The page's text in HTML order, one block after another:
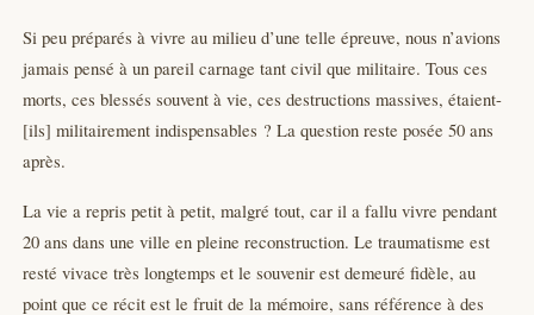
Si peu préparés à vivre au milieu d’une telle épreuve, nous n’avions
jamais pensé à un pareil carnage tant civil que militaire. Tous ces
morts, ces blessés souvent à vie, ces destructions massives, étaient-
[ils] militairement indispensables ? La question reste posée 50 ans
après.
La vie a repris petit à petit, malgré tout, car il a fallu vivre pendant
20 ans dans une ville en pleine reconstruction. Le traumatisme est
resté vivace très longtemps et le souvenir est demeuré fidèle, au
point que ce récit est le fruit de la mémoire, sans référence à des